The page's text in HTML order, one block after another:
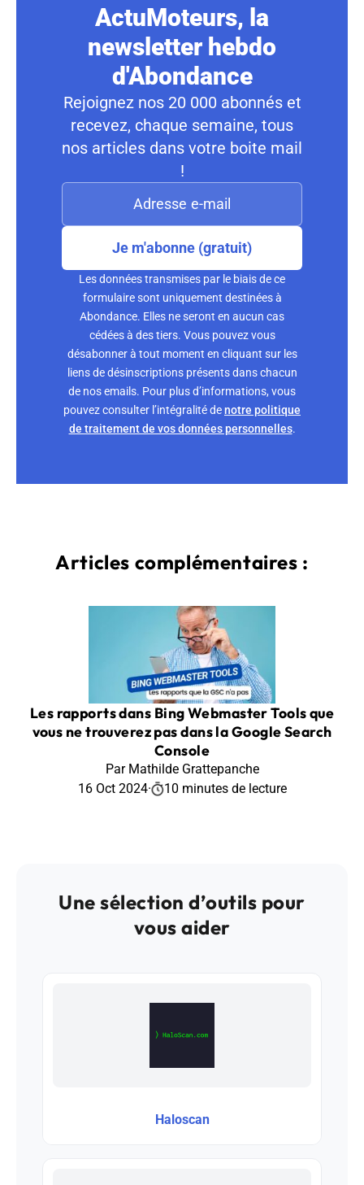
ActuMoteurs, la
newsletter hebdo
d'Abondance
Rejoignez nos 20 000 abonnés et
recevez, chaque semaine, tous
nos articles dans votre boite mail
!
Je m'abonne (gratuit)
Les données transmises par le biais de ce
formulaire sont uniquement destinées à
Abondance. Elles ne seront en aucun cas
cédées à des tiers. Vous pouvez vous
désabonner à tout moment en cliquant sur les
liens de désinscriptions présents dans chacun
de nos emails. Pour plus d’informations, vous
pouvez consulter l’intégralité denotre politique
de traitement de vos données personnelles.
Articles complémentaires :
Les rapports dans Bing Webmaster Tools que
vous ne trouverez pas dans la Google Search
Console
Par Mathilde Grattepanche
16 Oct 2024· 10 minutes de lecture
Une sélection d’outils pour
vous aider
Haloscan